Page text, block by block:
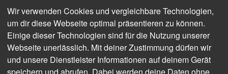
Das Ziel:
Sensibilisierung für Brandgefahren,
Notfallverhalten und Ihre Rolle bei
Brandschutzverfahren
Das Ergebnis:
Brandgefahren kennen und richtiges
Verhalten im Notfall
Ihr Weg:
Halbtägiges Onlineseminar mit
Wir verwenden Cookies und vergleichbare Technologien,
um dir diese Webseite optimal präsentieren zu können.
Einige dieser Technologien sind für die Nutzung unserer
Webseite unerlässlich. Mit deiner Zustimmung dürfen wir
und unsere Dienstleister Informationen auf deinem Gerät
speichern und abrufen. Dabei werden deine Daten ohne